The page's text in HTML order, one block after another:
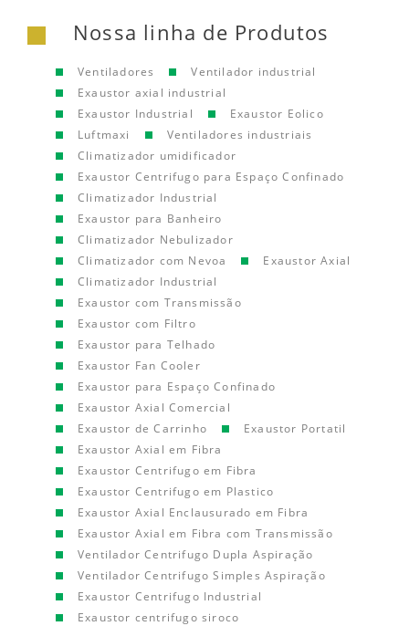
Nossa linha de Produtos
Ventiladores
Ventilador industrial
Exaustor axial industrial
Exaustor Industrial
Exaustor Eolico
Luftmaxi
Ventiladores industriais
Climatizador umidificador
Exaustor Centrifugo para Espaço Confinado
Climatizador Industrial
Exaustor para Banheiro
Climatizador Nebulizador
Climatizador com Nevoa
Exaustor Axial
Climatizador Industrial
Exaustor com Transmissão
Exaustor com Filtro
Exaustor para Telhado
Exaustor Fan Cooler
Exaustor para Espaço Confinado
Exaustor Axial Comercial
Exaustor de Carrinho
Exaustor Portatil
Exaustor Axial em Fibra
Exaustor Centrifugo em Fibra
Exaustor Centrifugo em Plastico
Exaustor Axial Enclausurado em Fibra
Exaustor Axial em Fibra com Transmissão
Ventilador Centrifugo Dupla Aspiração
Ventilador Centrifugo Simples Aspiração
Exaustor Centrifugo Industrial
Exaustor centrifugo siroco